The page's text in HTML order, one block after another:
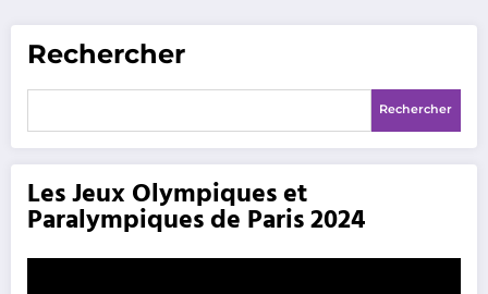
Rechercher
Rechercher
Les Jeux Olympiques et
Paralympiques de Paris 2024